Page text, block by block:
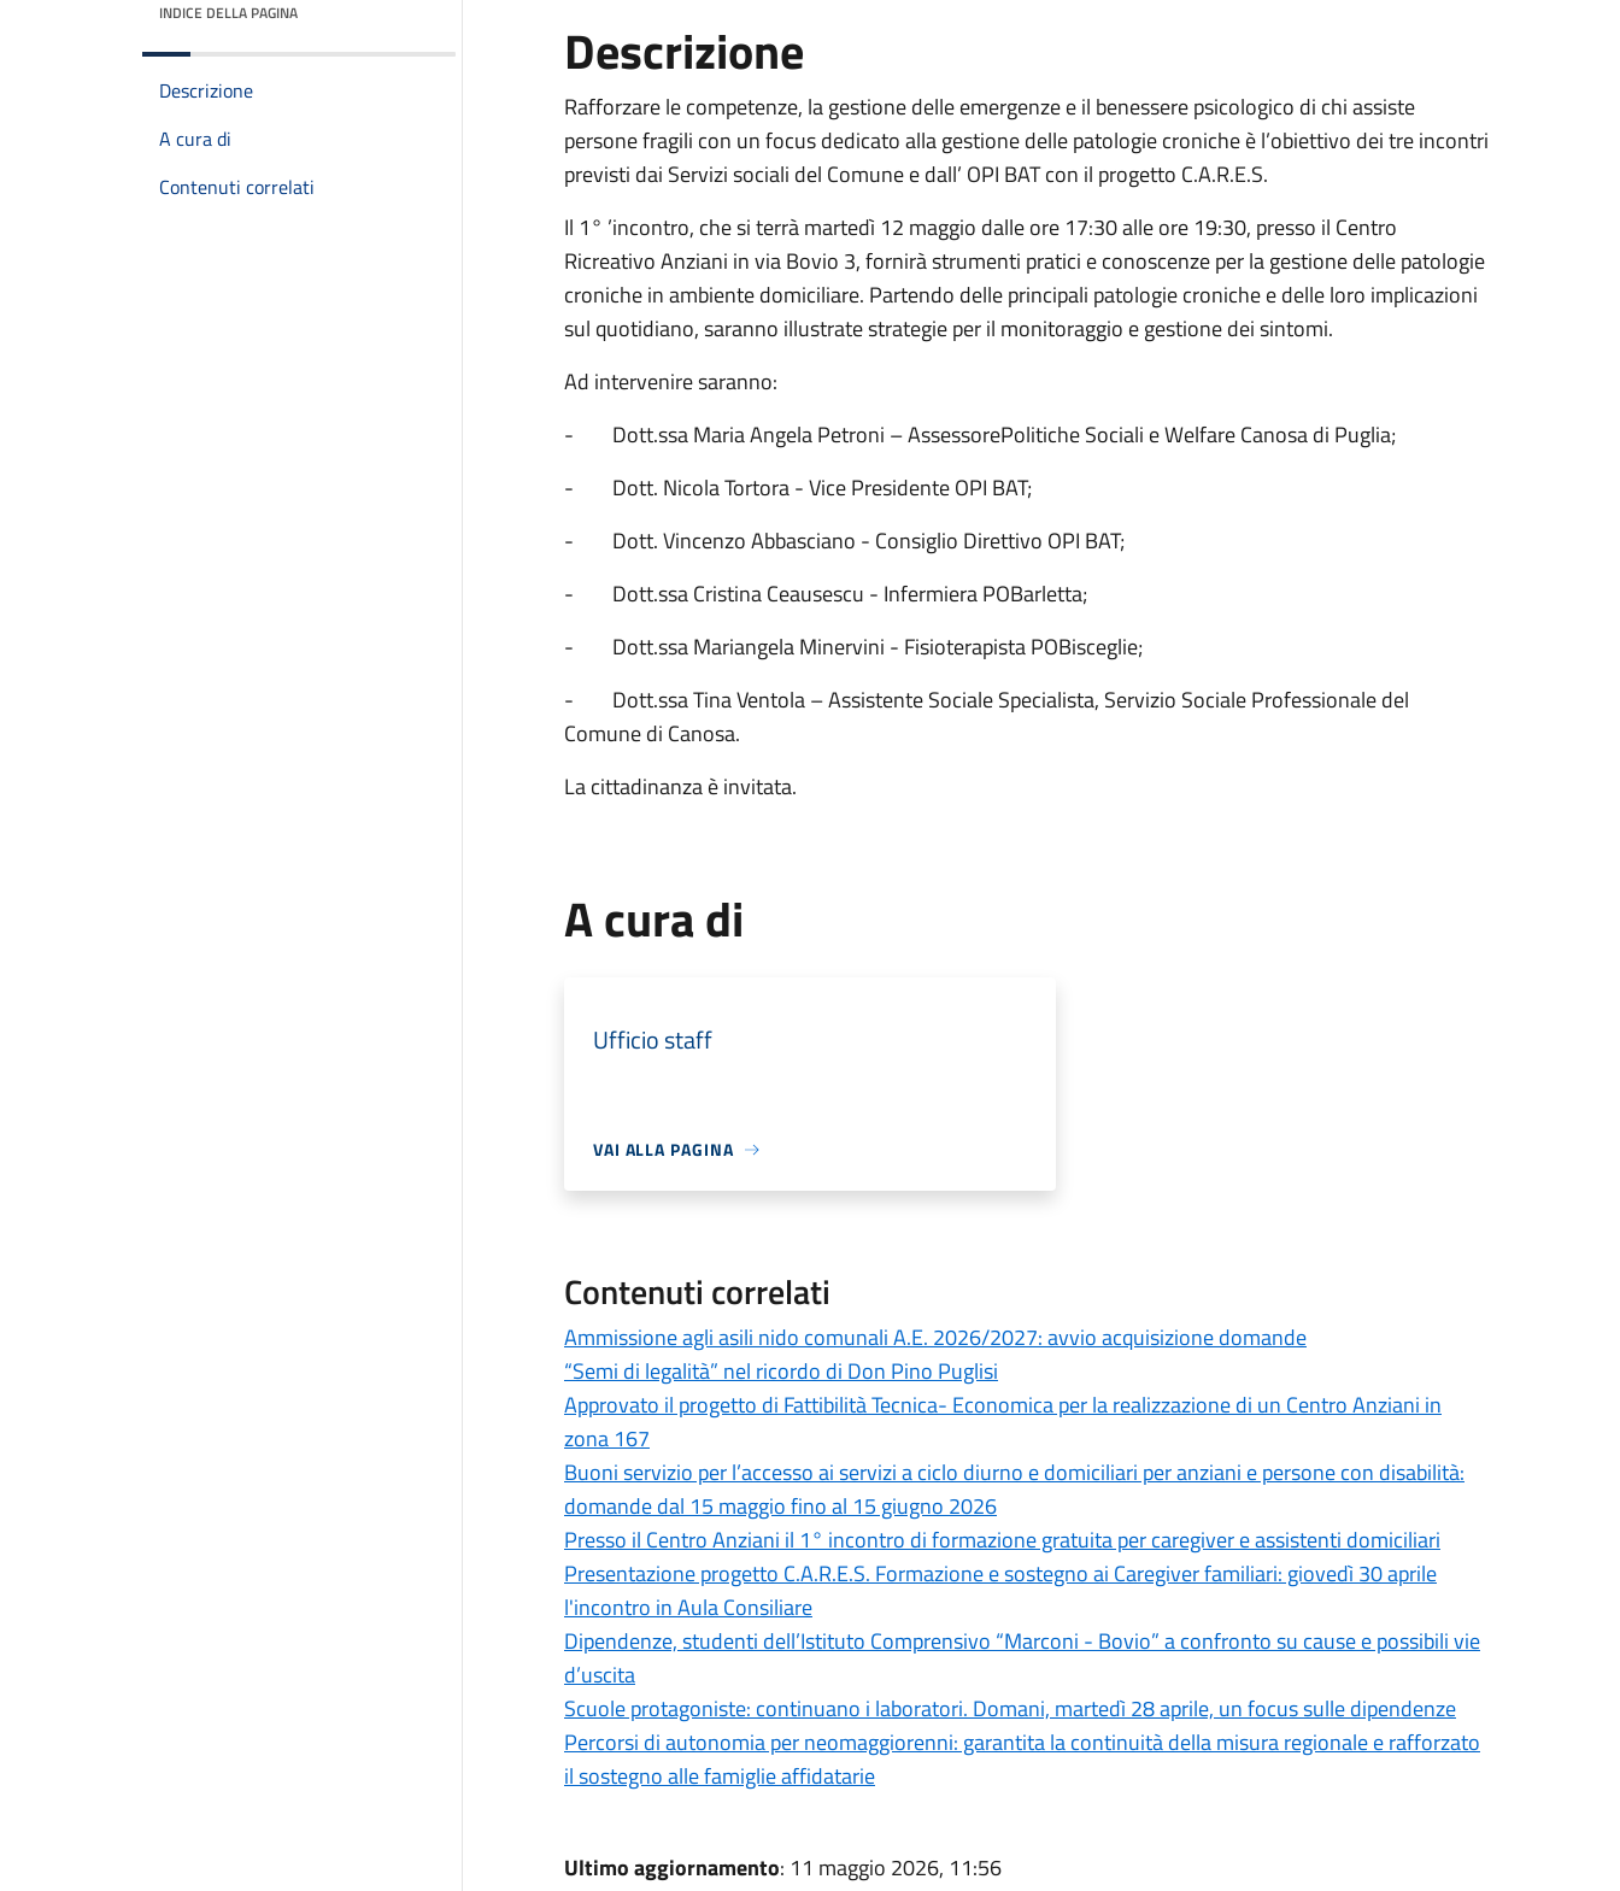
INDICE DELLA PAGINA
Descrizione
A cura di
Contenuti correlati
Descrizione
Rafforzare le competenze, la gestione delle emergenze e il benessere psicologico di chi assiste
persone fragili con un focus dedicato alla gestione delle patologie croniche è l’obiettivo dei tre incontri
previsti dai Servizi sociali del Comune e dall’ OPI BAT con il progetto C.A.R.E.S.
Il 1° ’incontro, che si terrà martedì 12 maggio dalle ore 17:30 alle ore 19:30, presso il Centro
Ricreativo Anziani in via Bovio 3, fornirà strumenti pratici e conoscenze per la gestione delle patologie
croniche in ambiente domiciliare. Partendo delle principali patologie croniche e delle loro implicazioni
sul quotidiano, saranno illustrate strategie per il monitoraggio e gestione dei sintomi.
Ad intervenire saranno:
- Dott.ssa Maria Angela Petroni – AssessorePolitiche Sociali e Welfare Canosa di Puglia;
- Dott. Nicola Tortora - Vice Presidente OPI BAT;
- Dott. Vincenzo Abbasciano - Consiglio Direttivo OPI BAT;
- Dott.ssa Cristina Ceausescu - Infermiera POBarletta;
- Dott.ssa Mariangela Minervini - Fisioterapista POBisceglie;
- Dott.ssa Tina Ventola – Assistente Sociale Specialista, Servizio Sociale Professionale del
Comune di Canosa.
La cittadinanza è invitata.
A cura di
Ufficio staff
VAI ALLA PAGINA
Contenuti correlati
Ammissione agli asili nido comunali A.E. 2026/2027: avvio acquisizione domande
“Semi di legalità” nel ricordo di Don Pino Puglisi
Approvato il progetto di Fattibilità Tecnica- Economica per la realizzazione di un Centro Anziani in
zona 167
Buoni servizio per l’accesso ai servizi a ciclo diurno e domiciliari per anziani e persone con disabilità:
domande dal 15 maggio fino al 15 giugno 2026
Presso il Centro Anziani il 1° incontro di formazione gratuita per caregiver e assistenti domiciliari
Presentazione progetto C.A.R.E.S. Formazione e sostegno ai Caregiver familiari: giovedì 30 aprile
l'incontro in Aula Consiliare
Dipendenze, studenti dell’Istituto Comprensivo “Marconi - Bovio” a confronto su cause e possibili vie
d’uscita
Scuole protagoniste: continuano i laboratori. Domani, martedì 28 aprile, un focus sulle dipendenze
Percorsi di autonomia per neomaggiorenni: garantita la continuità della misura regionale e rafforzato
il sostegno alle famiglie affidatarie
Ultimo aggiornamento: 11 maggio 2026, 11:56